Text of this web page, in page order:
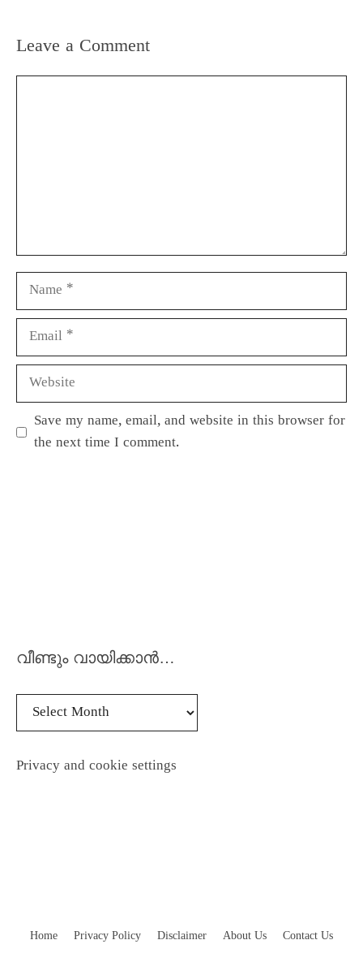
Leave a Comment
Save my name, email, and website in this browser for
the next time I comment.
വീണ്ടും വായിക്കാൻ…
Privacy and cookie settings
Home Privacy Policy Disclaimer About Us Contact Us